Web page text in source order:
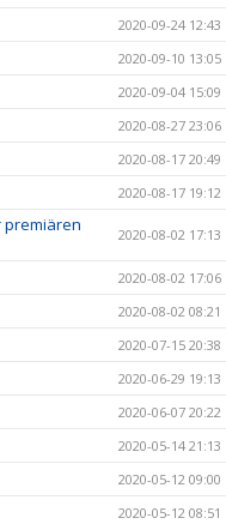
2020-09-24 12:43
2020-09-10 13:05
2020-09-04 15:09
2020-08-27 23:06
2020-08-17 20:49
2020-08-17 19:12
premiären
2020-08-02 17:13
2020-08-02 17:06
2020-08-02 08:21
2020-07-15 20:38
2020-06-29 19:13
2020-06-07 20:22
2020-05-14 21:13
2020-05-12 09:00
2020-05-12 08:51